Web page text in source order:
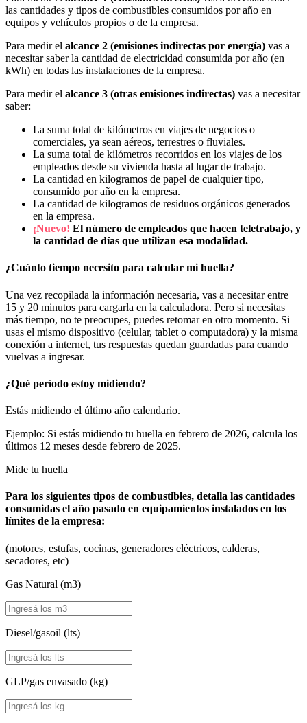
las cantidades y tipos de combustibles consumidos por año en
equipos y vehículos propios o de la empresa.
Para medir el alcance 2 (emisiones indirectas por energía) vas a
necesitar saber la cantidad de electricidad consumida por año (en
kWh) en todas las instalaciones de la empresa.
Para medir el alcance 3 (otras emisiones indirectas) vas a necesitar
saber:
La suma total de kilómetros en viajes de negocios o
comerciales, ya sean aéreos, terrestres o fluviales.
La suma total de kilómetros recorridos en los viajes de los
empleados desde su vivienda hasta al lugar de trabajo.
La cantidad en kilogramos de papel de cualquier tipo,
consumido por año en la empresa.
La cantidad de kilogramos de residuos orgánicos generados
en la empresa.
¡Nuevo! El número de empleados que hacen teletrabajo, y
la cantidad de días que utilizan esa modalidad.
¿Cuánto tiempo necesito para calcular mi huella?
Una vez recopilada la información necesaria, vas a necesitar entre
15 y 20 minutos para cargarla en la calculadora. Pero si necesitas
más tiempo, no te preocupes, puedes retomar en otro momento. Si
usas el mismo dispositivo (celular, tablet o computadora) y la misma
conexión a internet, tus respuestas quedan guardadas para cuando
vuelvas a ingresar.
¿Qué período estoy midiendo?
Estás midiendo el último año calendario.
Ejemplo: Si estás midiendo tu huella en febrero de 2026, calcula los
últimos 12 meses desde febrero de 2025.
Mide tu huella
Para los siguientes tipos de combustibles, detalla las cantidades
consumidas el año pasado en equipamientos instalados en los
límites de la empresa:
(motores, estufas, cocinas, generadores eléctricos, calderas,
secadores, etc)
Gas Natural (m3)
Diesel/gasoil (lts)
GLP/gas envasado (kg)